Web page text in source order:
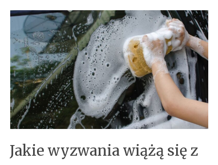
Jakie wyzwania wiążą się z